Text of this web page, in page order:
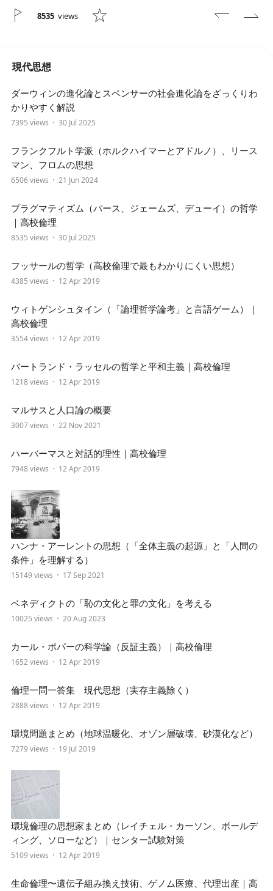
8535 views
現代思想
ダーウィンの進化論とスペンサーの社会進化論をざっくりわ
かりやすく解説
7395 views 30 Jul 2025
フランクフルト学派（ホルクハイマーとアドルノ）、リース
マン、フロムの思想
6506 views 21 Jun 2024
プラグマティズム（パース、ジェームズ、デューイ）の哲学
｜高校倫理
8535 views 30 Jul 2025
フッサールの哲学（高校倫理で最もわかりにくい思想）
4385 views 12 Apr 2019
ウィトゲンシュタイン（「論理哲学論考」と言語ゲーム）｜
高校倫理
3554 views 12 Apr 2019
バートランド・ラッセルの哲学と平和主義｜高校倫理
1218 views 12 Apr 2019
マルサスと人口論の概要
3007 views 22 Nov 2021
ハーバーマスと対話的理性｜高校倫理
7948 views 12 Apr 2019
ハンナ・アーレントの思想（「全体主義の起源」と「人間の
条件」を理解する）
15149 views 17 Sep 2021
ベネディクトの「恥の文化と罪の文化」を考える
10025 views 20 Aug 2023
カール・ポパーの科学論（反証主義）｜高校倫理
1652 views 12 Apr 2019
倫理一問一答集 現代思想（実存主義除く）
2888 views 12 Apr 2019
環境問題まとめ（地球温暖化、オゾン層破壊、砂漠化など）
7279 views 19 Jul 2019
環境倫理の思想家まとめ（レイチェル・カーソン、ボールデ
ィング、ソローなど）｜センター試験対策
5109 views 12 Apr 2019
生命倫理〜遺伝子組み換え技術、ゲノム医療、代理出産｜高